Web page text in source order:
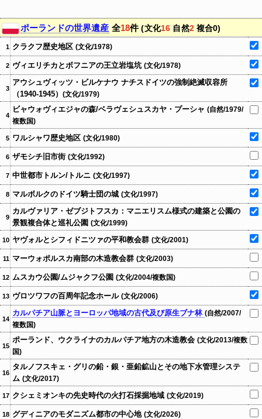
ポーランドの世界遺産 全18件(文化16 自然2複合0)
1 クラクフ歴史地区 (文化/1978)
2 ヴィエリチカとボフニアの王立岩塩坑 (文化/1978)
3
アウシュヴィッツ・ビルケナウ ナチスドイツの強制絶滅収容所
（1940-1945） (文化/1979)
4
ビャウォヴィエジャの森/ベラヴェシュスカヤ・プーシャ (自然/1979/
複数国)
5 ワルシャワ歴史地区 (文化/1980)
6 ザモシチ旧市街 (文化/1992)
7 中世都市トルン/トルニ (文化/1997)
8 マルボルクのドイツ騎士団の城 (文化/1997)
9
カルヴァリア・ゼブジトフスカ：マニエリスム様式の建築と公園の
景観複合体と巡礼公園 (文化/1999)
10 ヤヴォルとシフィドニツァの平和教会群 (文化/2001)
11 マーウォポルスカ南部の木造教会群 (文化/2003)
12 ムスカウ公園/ムジャクフ公園 (文化/2004/複数国)
13 ヴロツワフの百周年記念ホール (文化/2006)
14
カルパチア山脈とヨーロッパ地域の古代及び原生ブナ林 (自然/2007/
複数国)
15
ポーランド、ウクライナのカルパチア地方の木造教会 (文化/2013/複数
国)
16
タルノフスキェ・グリの鉛・銀・亜鉛鉱山とその地下水管理システ
ム (文化/2017)
17 クシェミオンキの先史時代の火打石採掘地域 (文化/2019)
18 グディニアのモダニズム都市の中心地 (文化/2026)